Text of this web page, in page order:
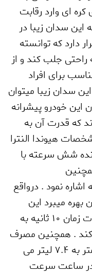
ای وارد رقابت
سدان زیبا در
دارد که توانسته
راحتی جلب کند و از
برای افراد
سدان زیبا میتوان
این خودرو پیشرانه
اند که قدرت آن به
هیوندا النترا
دنده شش سرعته با
نمود . درواقع
بهره میبرد این
توانایی را به خودرو میدهد تا در مدت زمان 10 ثانیه به
. همچنین مصرف
سوخت این خودرو در هر 100 کیلومتر به 7.4 لیتر می
205 کیلومتر در ساعت سرعت